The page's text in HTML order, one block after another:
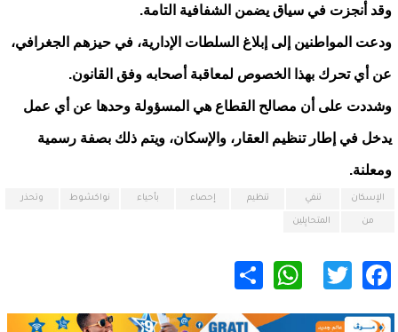
وقد أنجزت في سياق يضمن الشفافية التامة.
ودعت المواطنين إلى إبلاغ السلطات الإدارية، في حيزهم الجغرافي،
عن أي تحرك بهذا الخصوص لمعاقبة أصحابه وفق القانون.
وشددت على أن مصالح القطاع هي المسؤولة وحدها عن أي عمل
يدخل في إطار تنظيم العقار، والإسكان، ويتم ذلك بصفة رسمية
ومعلنة.
الإسكان تنفي تنظيم إحصاء بأحياء نواكشوط وتحذر
من المتحايِلين
Facebook
Twitter
WhatsApp